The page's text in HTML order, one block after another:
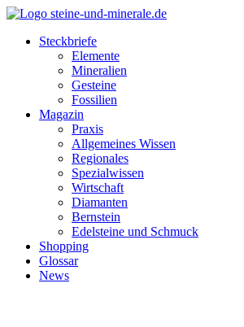
Steckbriefe
Elemente
Mineralien
Gesteine
Fossilien
Magazin
Praxis
Allgemeines Wissen
Regionales
Spezialwissen
Wirtschaft
Diamanten
Bernstein
Edelsteine und Schmuck
Shopping
Glossar
News